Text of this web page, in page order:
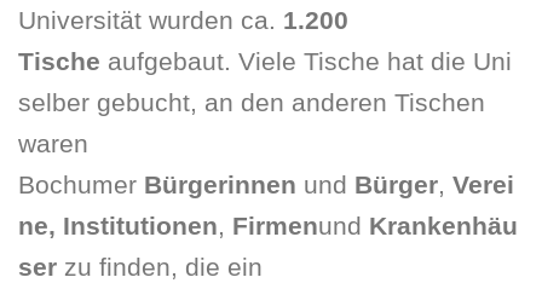
Universität wurden ca. 1.200
Tische aufgebaut. Viele Tische hat die Uni
selber gebucht, an den anderen Tischen
waren
Bochumer Bürgerinnen und Bürger, Verei
ne, Institutionen, Firmenund Krankenhäu
ser zu finden, die ein